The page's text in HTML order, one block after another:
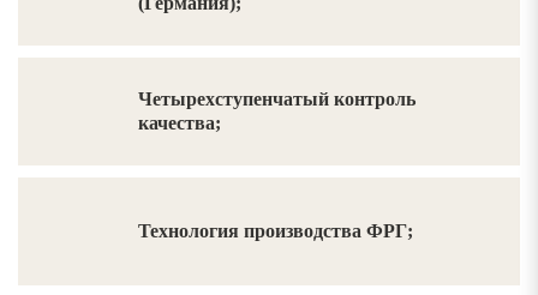
Четырехступенчатый контроль
качества;
Технология производства ФРГ;